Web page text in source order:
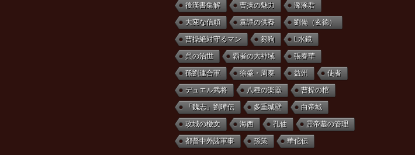
後漢書集解 曹操の魅力 潞涿君
大変な信頼 袁譚の供養 劉備（玄徳）
曹操絶対守るマン 芻狗 L水鏡
呉の治世 覇者の大神域 張春華
孫劉連合軍 徐盛・周泰 益州 使者
デュエル武将 八種の楽器 曹操の棺
「魏志」劉曄伝 多重城壁 白帝城
攻城の檄文 海西 孔伷 霊帝墓の管理
都督中外諸軍事 孫策 華佗伝